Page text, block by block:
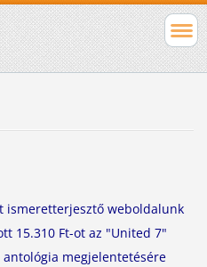
ismeretterjesztő weboldalunk
15.310 Ft-ot az "United 7"
megjelentetésére